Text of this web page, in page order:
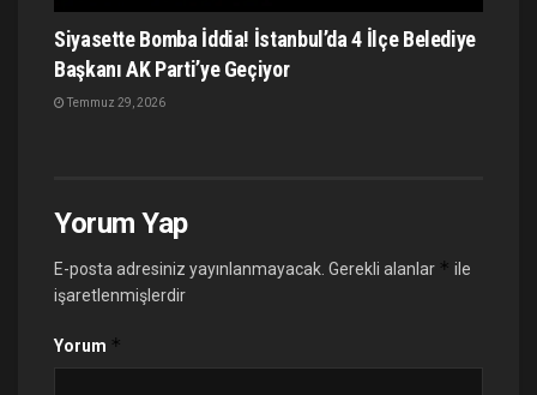
Siyasette Bomba İddia! İstanbul’da 4 İlçe Belediye
Başkanı AK Parti’ye Geçiyor
Temmuz 29, 2026
Yorum Yap
E-posta adresiniz yayınlanmayacak. Gerekli alanlar * ile
işaretlenmişlerdir
Yorum *